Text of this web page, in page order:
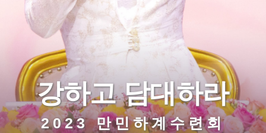
강하고 담대하라
2023 만민하계수련회